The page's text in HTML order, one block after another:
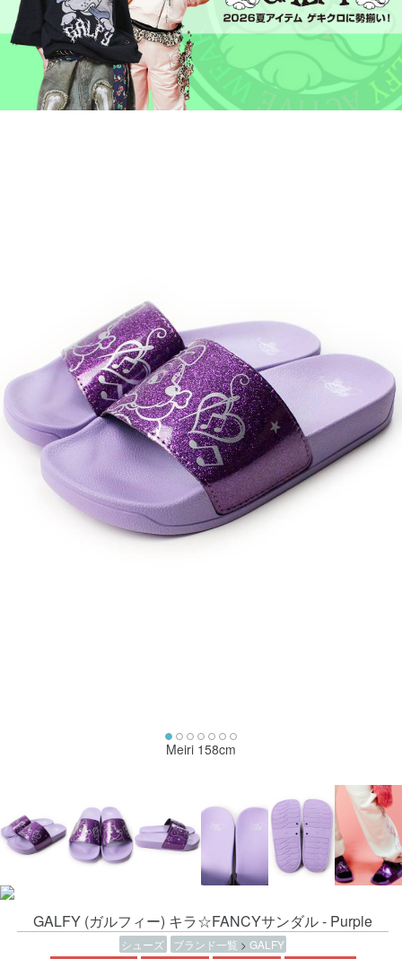
Meiri 158cm
GALFY (ガルフィー) キラ☆FANCYサンダル - Purple
シューズ ブランド一覧 > GALFY